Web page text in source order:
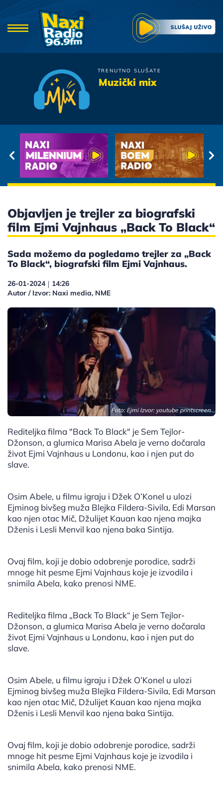
TRENUTNO SLUŠATE
Muzički mix
Sergej Cetkovic
Objavljen je trejler za biografski
film Ejmi Vajnhaus „Back To Black“
Sada možemo da pogledamo trejler za „Back
To Black“, biografski film Ejmi Vajnhaus.
26-01-2024 | 14:26
Autor / Izvor: Naxi media, NME
Foto: Ejmi Izvor: youtube printscreen
Rediteljka filma "Back To Black" je Sem Tejlor-
Džonson, a glumica Marisa Abela je verno dočarala
život Ejmi Vajnhaus u Londonu, kao i njen put do
slave.
Osim Abele, u filmu igraju i Džek O’Konel u ulozi
Ejminog bivšeg muža Blejka Fildera-Sivila, Edi Marsan
kao njen otac Mič, Džulijet Kauan kao njena majka
Dženis i Lesli Menvil kao njena baka Sintija.
Ovaj film, koji je dobio odobrenje porodice, sadrži
mnoge hit pesme Ejmi Vajnhaus koje je izvodila i
snimila Abela, kako prenosi NME.
Rediteljka filma „Back To Black“ je Sem Tejlor-
Džonson, a glumica Marisa Abela je verno dočarala
život Ejmi Vajnhaus u Londonu, kao i njen put do
slave.
Osim Abele, u filmu igraju i Džek O’Konel u ulozi
Ejminog bivšeg muža Blejka Fildera-Sivila, Edi Marsan
kao njen otac Mič, Džulijet Kauan kao njena majka
Dženis i Lesli Menvil kao njena baka Sintija.
Ovaj film, koji je dobio odobrenje porodice, sadrži
mnoge hit pesme Ejmi Vajnhaus koje je izvodila i
snimila Abela, kako prenosi NME.